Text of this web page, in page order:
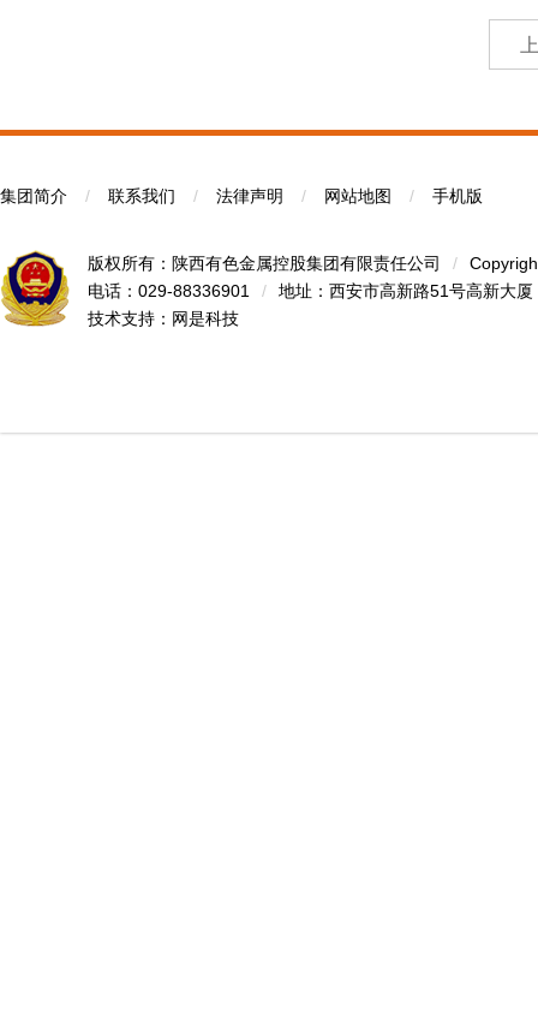
集团简介 / 联系我们 / 法律声明 / 网站地图 / 手机版
版权所有：陕西有色金属控股集团有限责任公司 /
电话：029-88336901
/
地址：西安市高新路51号高新大厦
技术支持： 网是科技